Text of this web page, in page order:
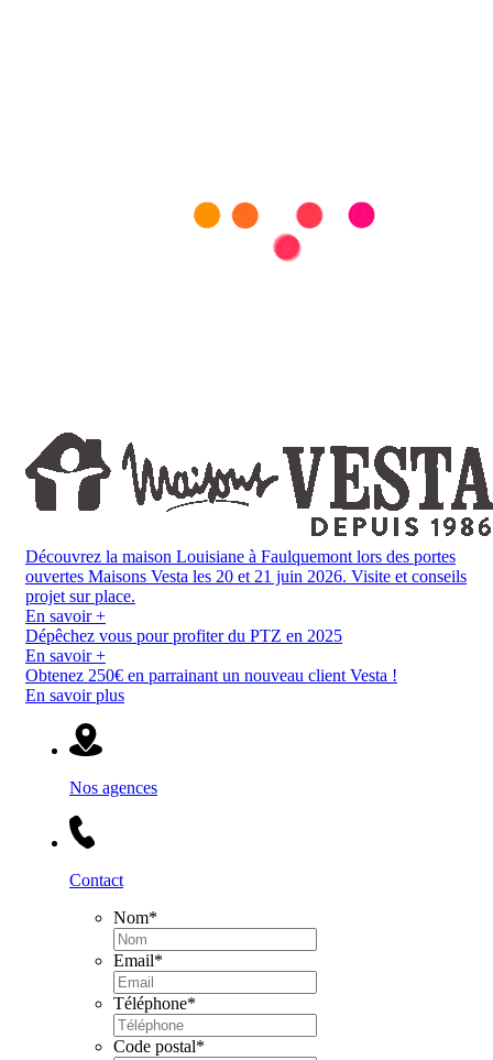
Découvrez la maison Louisiane à Faulquemont lors des portes
ouvertes Maisons Vesta les 20 et 21 juin 2026. Visite et conseils
projet sur place.
En savoir +
Dépêchez vous pour profiter du PTZ en 2025
En savoir +
Obtenez 250€ en parrainant un nouveau client Vesta !
En savoir plus
Nos agences
Contact
Nom*
Email*
Téléphone*
Code postal*